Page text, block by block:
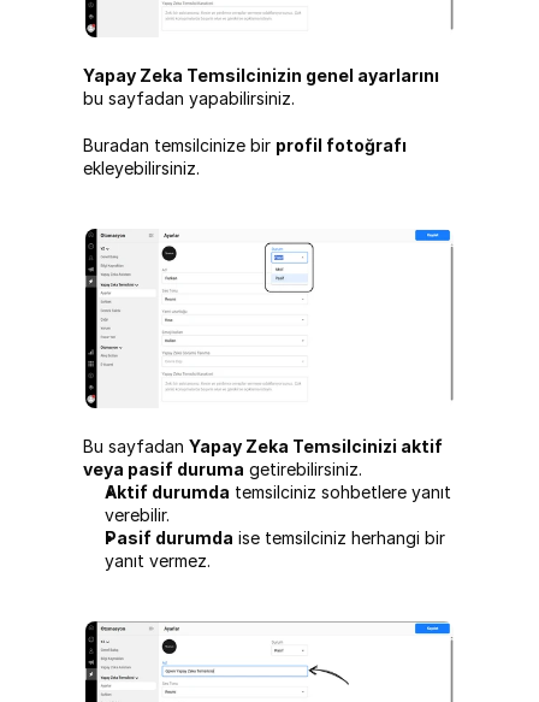
Yapay Zeka Temsilcinizin genel ayarlarını
bu sayfadan yapabilirsiniz.
Buradan temsilcinize bir profil fotoğrafı
ekleyebilirsiniz.
Bu sayfadan Yapay Zeka Temsilcinizi aktif
veya pasif duruma getirebilirsiniz.
Aktif durumda temsilciniz sohbetlere yanıt
verebilir.
Pasif durumda ise temsilciniz herhangi bir
yanıt vermez.